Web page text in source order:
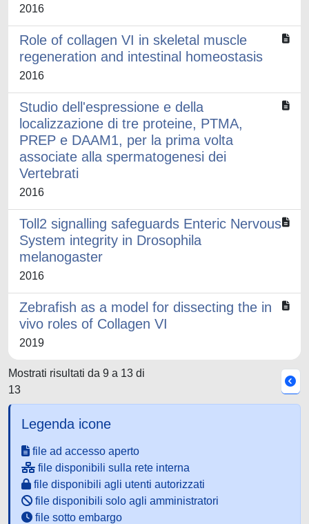
2016
Role of collagen VI in skeletal muscle
regeneration and intestinal homeostasis
2016
Studio dell'espressione e della
localizzazione di tre proteine, PTMA,
PREP e DAAM1, per la prima volta
associate alla spermatogenesi dei
Vertebrati
2016
Toll2 signalling safeguards Enteric Nervous
System integrity in Drosophila
melanogaster
2016
Zebrafish as a model for dissecting the in
vivo roles of Collagen VI
2019
Mostrati risultati da 9 a 13 di
13
Legenda icone
file ad accesso aperto
file disponibili sulla rete interna
file disponibili agli utenti autorizzati
file disponibili solo agli amministratori
file sotto embargo